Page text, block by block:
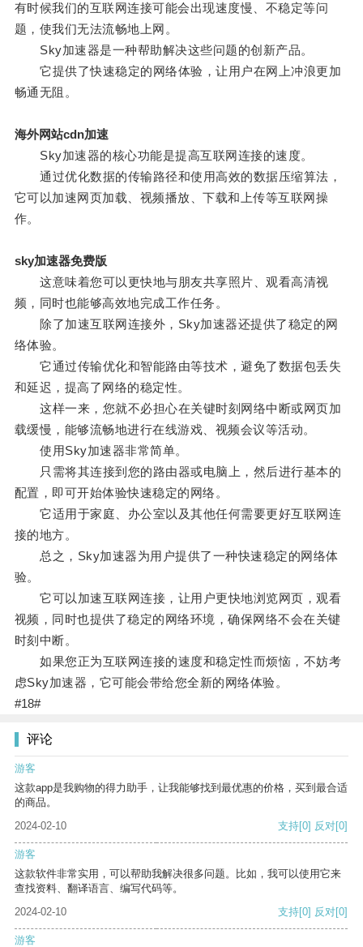
有时候我们的互联网连接可能会出现速度慢、不稳定等问
题，使我们无法流畅地上网。
Sky加速器是一种帮助解决这些问题的创新产品。
它提供了快速稳定的网络体验，让用户在网上冲浪更加
畅通无阻。
海外网站cdn加速
Sky加速器的核心功能是提高互联网连接的速度。
通过优化数据的传输路径和使用高效的数据压缩算法，
它可以加速网页加载、视频播放、下载和上传等互联网操
作。
sky加速器免费版
这意味着您可以更快地与朋友共享照片、观看高清视
频，同时也能够高效地完成工作任务。
除了加速互联网连接外，Sky加速器还提供了稳定的网
络体验。
它通过传输优化和智能路由等技术，避免了数据包丢失
和延迟，提高了网络的稳定性。
这样一来，您就不必担心在关键时刻网络中断或网页加
载缓慢，能够流畅地进行在线游戏、视频会议等活动。
使用Sky加速器非常简单。
只需将其连接到您的路由器或电脑上，然后进行基本的
配置，即可开始体验快速稳定的网络。
它适用于家庭、办公室以及其他任何需要更好互联网连
接的地方。
总之，Sky加速器为用户提供了一种快速稳定的网络体
验。
它可以加速互联网连接，让用户更快地浏览网页，观看
视频，同时也提供了稳定的网络环境，确保网络不会在关键
时刻中断。
如果您正为互联网连接的速度和稳定性而烦恼，不妨考
虑Sky加速器，它可能会带给您全新的网络体验。
#18#
评论
游客
这款app是我购物的得力助手，让我能够找到最优惠的价格，买到最合适
的商品。
2024-02-10
支持[0] 反对[0]
游客
这款软件非常实用，可以帮助我解决很多问题。比如，我可以使用它来
查找资料、翻译语言、编写代码等。
2024-02-10
支持[0] 反对[0]
游客